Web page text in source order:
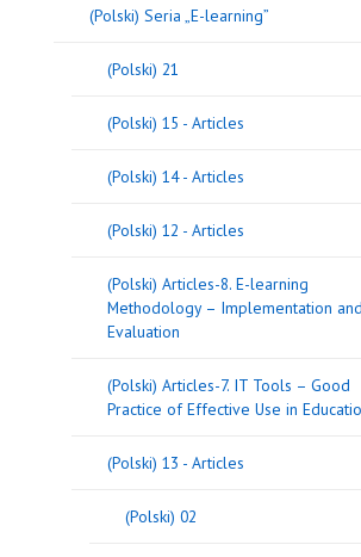
(Polski) Seria „E-learning”
(Polski) 21
(Polski) 15 - Articles
(Polski) 14 - Articles
(Polski) 12 - Articles
(Polski) Articles-8. E-learning
Methodology – Implementation and
Evaluation
(Polski) Articles-7. IT Tools – Good
Practice of Effective Use in
(Polski) 13 - Articles
(Polski) 02